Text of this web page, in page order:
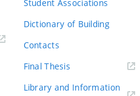
Student Associations
Dictionary of Building
Contacts
Final Thesis
Library and Information